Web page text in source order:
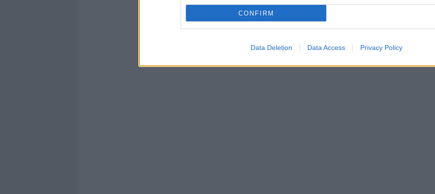
CONFIRM
Data Deletion Data Access Privacy Policy